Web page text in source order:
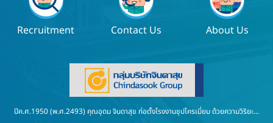
Recruitment Contact Us About Us
ปีค.ศ.1950 (พ.ศ.2493) คุณอุดม จินดาสุข ก่อตั้งโรงงานชุปโครเมี่ยม ด้วยความวิริยะ...